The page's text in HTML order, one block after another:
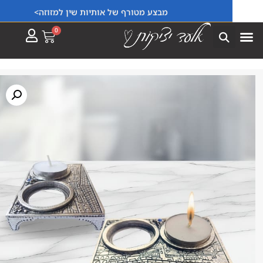
מבצע מטורף של אותיות שין למזוזה>